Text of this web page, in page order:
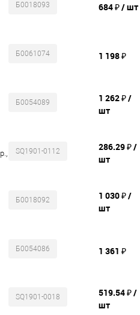
Б0018093 684 ₽/ шт
Б0061074 1 198 ₽
Б0054089 1 262 ₽/
шт
SQ1901-0112 286.29 ₽/
шт
Б0018092 1 030 ₽/
шт
Б0054086 1 361 ₽
SQ1901-0018 519.54 ₽/
шт